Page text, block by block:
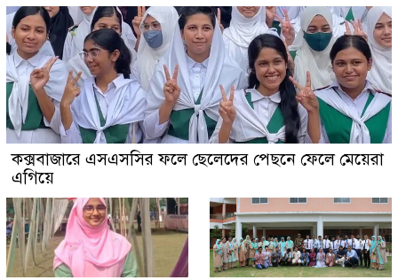
কক্সবাজারে এসএসসির ফলে ছেলেদের পেছনে ফেলে মেয়েরা
এগিয়ে